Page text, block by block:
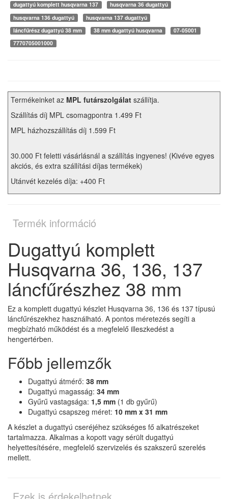
dugattyú komplett husqvarna 137
husqvarna 36 dugattyú
husqvarna 136 dugattyú
husqvarna 137 dugattyú
láncfűrész dugattyú 38 mm
38 mm dugattyú husqvarna
07-05001
7770705001000
Termékeinket az MPL futárszolgálat szállítja.
Szállítás díj MPL csomagpontra 1.499 Ft
MPL házhozszállítás díj 1.599 Ft
30.000 Ft feletti vásárlásnál a szállítás ingyenes! (Kivéve egyes
akciós, és extra szállítási díjas termékek)
Utánvét kezelés díja: +400 Ft
Termék információ
Dugattyú komplett
Husqvarna 36, 136, 137
láncfűrészhez 38 mm
Ez a komplett dugattyú készlet Husqvarna 36, 136 és 137 típusú
láncfűrészekhez használható. A pontos méretezés segíti a
megbízható működést és a megfelelő illeszkedést a
hengertérben.
Főbb jellemzők
Dugattyú átmérő: 38 mm
Dugattyú magasság: 34 mm
Gyűrű vastagsága: 1,5 mm (1 db gyűrű)
Dugattyú csapszeg méret: 10 mm x 31 mm
A készlet a dugattyú cseréjéhez szükséges fő alkatrészeket
tartalmazza. Alkalmas a kopott vagy sérült dugattyú
helyettesítésére, megfelelő szervizelés és szakszerű szerelés
mellett.